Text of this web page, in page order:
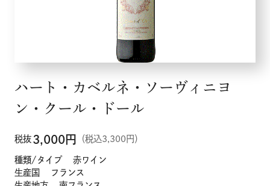
メニュー
こだわり
お知らせ
ハート・カベルネ・ソーヴィニヨ
ン・クール・ドール
税抜 3,000円 （税込3,300円）
種類/タイプ 赤ワイン
生産国 フランス